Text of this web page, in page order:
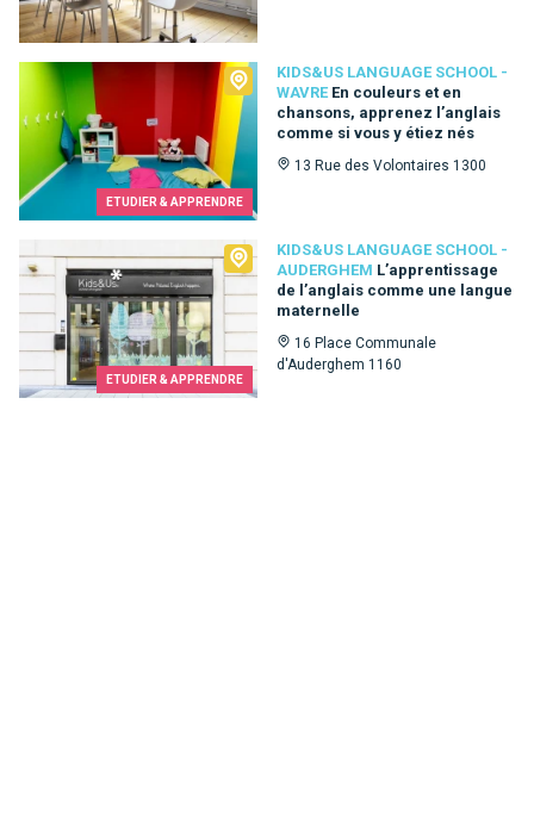
ETUDIER & APPRENDRE
KIDS&US LANGUAGE SCHOOL -
WAVRE En couleurs et en
chansons, apprenez l’anglais
comme si vous y étiez nés
13 Rue des Volontaires 1300
Kids&Us language school - Wavre
ETUDIER & APPRENDRE
KIDS&US LANGUAGE SCHOOL -
AUDERGHEM L’apprentissage
de l’anglais comme une langue
maternelle
16 Place Communale
d'Auderghem 1160
Kids&Us language school - Auderghem